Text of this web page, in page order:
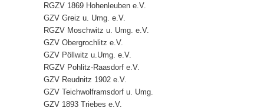
RGZV 1869 Hohenleuben e.V.
GZV Greiz u. Umg. e.V.
RGZV Moschwitz u. Umg. e.V.
GZV Obergrochlitz e.V.
GZV Pöllwitz u.Umg. e.V.
RGZV Pohlitz-Raasdorf e.V.
GZV Reudnitz 1902 e.V.
GZV Teichwolframsdorf u. Umg.
GZV 1893 Triebes e.V.